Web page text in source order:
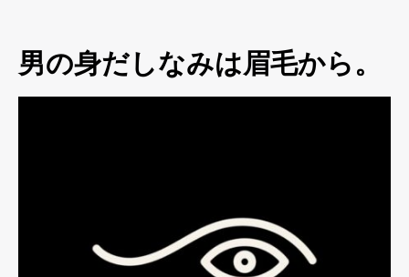
男の身だしなみは眉毛から。